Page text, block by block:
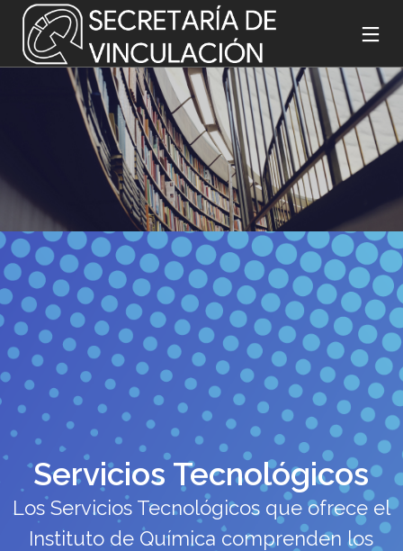
9
OCTUBRE
ARTICULO
DIFUSIÓN
26
MARZO
2019
DERECHOS
DE AUTOR
23
ENERO
2019
PATENTES
Servicios Tecnológicos
Los Servicios Tecnológicos que ofrece el
Instituto de Química comprenden los